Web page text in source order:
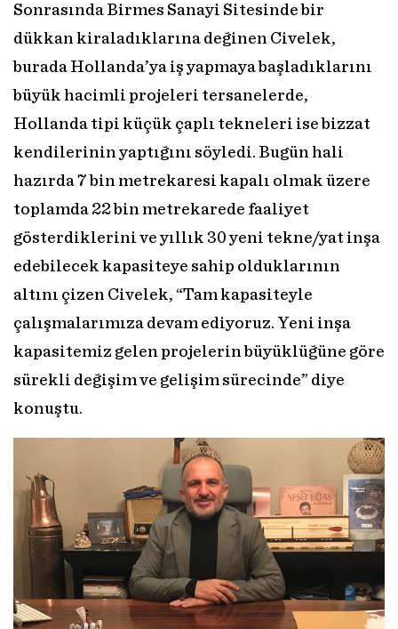
Sonrasında Birmes Sanayi Sitesinde bir
dükkan kiraladıklarına değinen Civelek,
burada Hollanda’ya iş yapmaya başladıklarını
büyük hacimli projeleri tersanelerde,
Hollanda tipi küçük çaplı tekneleri ise bizzat
kendilerinin yaptığını söyledi. Bugün hali
hazırda 7 bin metrekaresi kapalı olmak üzere
toplamda 22 bin metrekarede faaliyet
gösterdiklerini ve yıllık 30 yeni tekne/yat inşa
edebilecek kapasiteye sahip olduklarının
altını çizen Civelek, “Tam kapasiteyle
çalışmalarımıza devam ediyoruz. Yeni inşa
kapasitemiz gelen projelerin büyüklüğüne göre
sürekli değişim ve gelişim sürecinde” diye
konuştu.